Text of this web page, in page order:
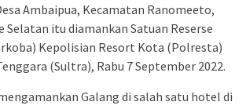
Ambaipua, Kecamatan Ranomeeto,
Selatan itu diamankan Satuan Reserse
Kepolisian Resort Kota (Polresta)
(Sultra), Rabu 7 September 2022.
Galang di salah satu hotel di